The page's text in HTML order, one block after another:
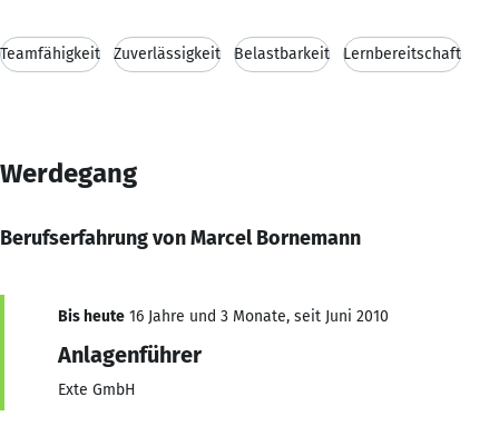
Teamfähigkeit Zuverlässigkeit Belastbarkeit Lernbereitschaft
Werdegang
Berufserfahrung von Marcel Bornemann
Bis heute 16 Jahre und 3 Monate, seit Juni 2010
Anlagenführer
Exte GmbH